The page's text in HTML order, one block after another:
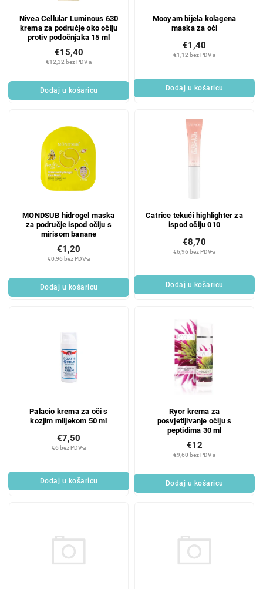
Nivea Cellular Luminous 630
krema za područje oko očiju
protiv podočnjaka 15 ml
€12,32 bez PDV-a
€15,40
Dodaj u košaricu
Mooyam bijela kolagena
maska za oči
€1,12 bez PDV-a
€1,40
Dodaj u košaricu
MONDSUB hidrogel maska
za područje ispod očiju s
mirisom banane
€0,96 bez PDV-a
€1,20
Dodaj u košaricu
Catrice tekući highlighter za
ispod očiju 010
€6,96 bez PDV-a
€8,70
Dodaj u košaricu
Palacio krema za oči s
kozjim mlijekom 50 ml
€6 bez PDV-a
€7,50
Dodaj u košaricu
Ryor krema za
posvjetljivanje očiju s
peptidima 30 ml
€9,60 bez PDV-a
€12
Dodaj u košaricu